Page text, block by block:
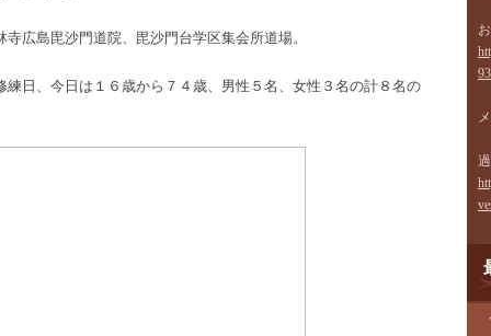
広島毘沙門道院、毘沙門台学区集会所道場。
練日、今日は１６歳から７４歳、男性５名、女性３名の計８名の